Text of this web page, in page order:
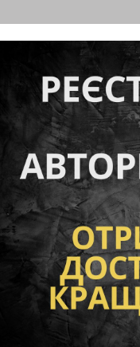
Слідкуйте за
Сподобався наш